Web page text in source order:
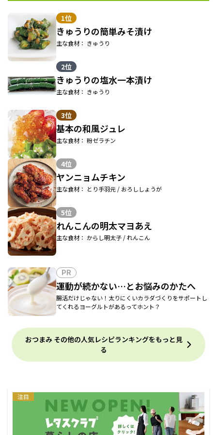
1位
きゅうりの簡単みそ漬け
主な食材： きゅうり
2位
きゅうりの塩水一本漬け
主な食材： きゅうり
3位
基本の和風ジュレ
主な食材： 粉ゼラチン
4位
ヤンニョムチキン
主な食材： とり手羽元 / おろししょうが
5位
れんこんの明太マヨあえ
主な食材： からし明太子 / れんこん
PR
運動が続かない…とお悩みのかたへ
腸活だけじゃない！太りにくいカラダづくりをサポートし
てくれるヨーグルトがあるってホント？
おつまみ その他の人気レシピランキングをもっと見
る
注目